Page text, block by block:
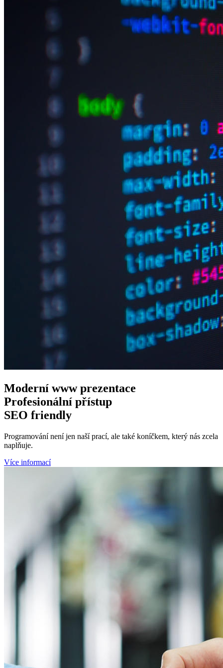
Moderní wwwprezentace
Profesionální přístup
SEO friendly
Programování není jen naší prací, ale také koníčkem, který nás zcela
naplňuje.
Více informací